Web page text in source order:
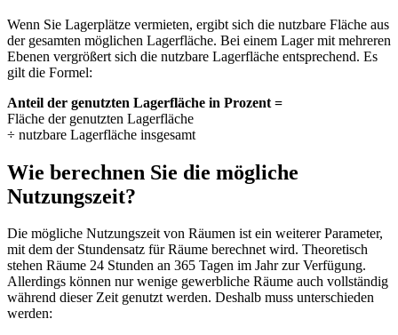
Wenn Sie Lagerplätze vermieten, ergibt sich die nutzbare Fläche aus
der gesamten möglichen Lagerfläche. Bei einem Lager mit mehreren
Ebenen vergrößert sich die nutzbare Lagerfläche entsprechend. Es
gilt die Formel:
Anteil der genutzten Lagerfläche in Prozent =
Fläche der genutzten Lagerfläche
÷ nutzbare Lagerfläche insgesamt
Wie berechnen Sie die mögliche
Nutzungszeit?
Die mögliche Nutzungszeit von Räumen ist ein weiterer Parameter,
mit dem der Stundensatz für Räume berechnet wird. Theoretisch
stehen Räume 24 Stunden an 365 Tagen im Jahr zur Verfügung.
Allerdings können nur wenige gewerbliche Räume auch vollständig
während dieser Zeit genutzt werden. Deshalb muss unterschieden
werden: